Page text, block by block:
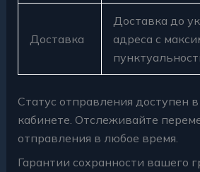
Доставка
Доставка до
адреса с
Статус отправления доступен
кабинете. Отслеживайте
отправления в любое время.
Гарантии сохранности вашего